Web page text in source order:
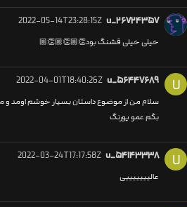
u_۲۶۷۲۴۳۵۷ 2022-05-14T23:28:15Z
خیلی خیلی قشنگ بود👏🏼👏🏼👏🏼
U u_۵۶۴۴۷۶۸۹ 2022-04-01T18:40:26Z
سلام من از موضوع داستان بسیار خوشم اومد و
بگم عمو پورنگ
U u_۵۴۱۴۳۳۳۸ 2022-03-24T17:17:58Z
عالیییییییی